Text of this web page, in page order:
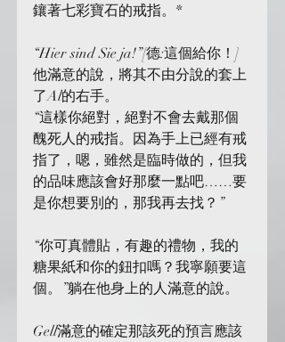
鑲著七彩寶石的戒指。*
“Hier sind Sie ja!”[德:這個給你！]
他滿意的說，將其不由分說的套上
了Al的右手。
“這樣你絕對，絕對不會去戴那個
醜死人的戒指。因為手上已經有戒
指了，嗯，雖然是臨時做的，但我
的品味應該會好那麼一點吧……要
是你想要別的，那我再去找？”
“你可真體貼，有趣的禮物，我的
糖果紙和你的鈕扣嗎？我寧願要這
個。”躺在他身上的人滿意的說。
Gell滿意的確定那該死的預言應該